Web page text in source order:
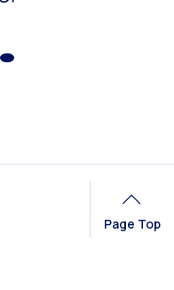
Page Top